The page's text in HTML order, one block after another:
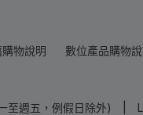
購物說明 數位產品購物
至週五，例假日除外) |